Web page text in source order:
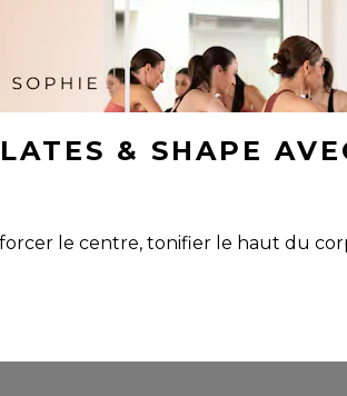
& SHAPE
le centre, tonifier le haut du